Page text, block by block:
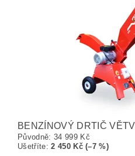
BENZÍNOVÝ DRTIČ
Původně: 34 999 Kč
Ušetříte:2 450 Kč (–7 %)